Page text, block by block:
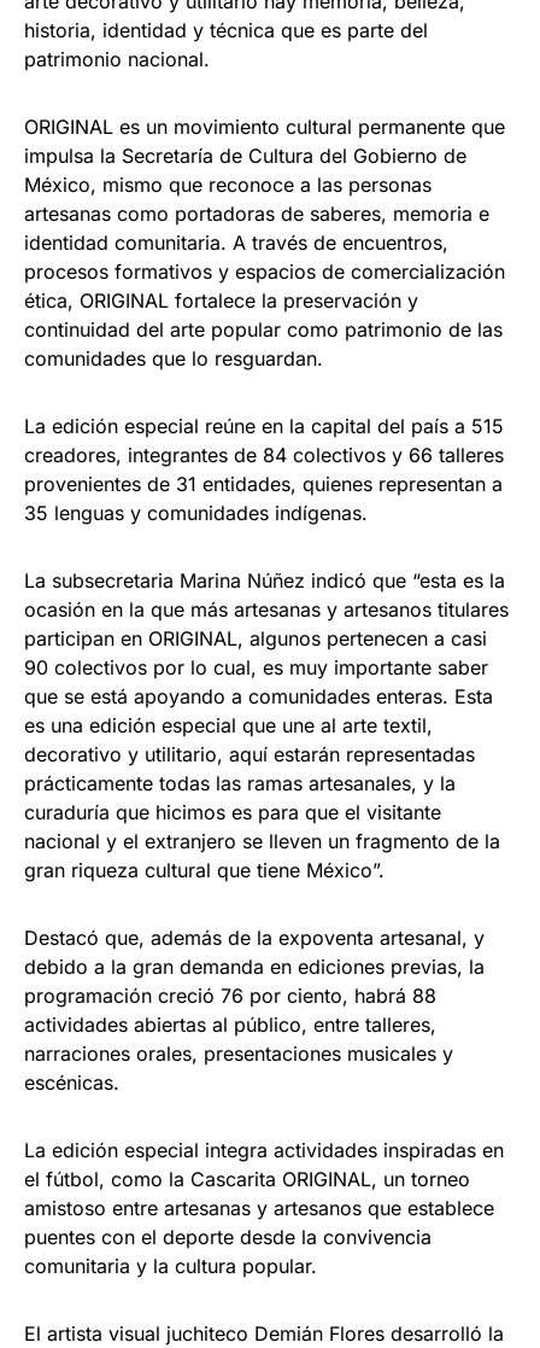
historia, identidad y técnica que es parte del
patrimonio nacional.
ORIGINAL es un movimiento cultural permanente que
impulsa la Secretaría de Cultura del Gobierno de
México, mismo que reconoce a las personas
artesanas como portadoras de saberes, memoria e
identidad comunitaria. A través de encuentros,
procesos formativos y espacios de comercialización
ética, ORIGINAL fortalece la preservación y
continuidad del arte popular como patrimonio de las
comunidades que lo resguardan.
La edición especial reúne en la capital del país a 515
creadores, integrantes de 84 colectivos y 66 talleres
provenientes de 31 entidades, quienes representan a
35 lenguas y comunidades indígenas.
La subsecretaria Marina Núñez indicó que “esta es la
ocasión en la que más artesanas y artesanos titulares
participan en ORIGINAL, algunos pertenecen a casi
90 colectivos por lo cual, es muy importante saber
que se está apoyando a comunidades enteras. Esta
es una edición especial que une al arte textil,
decorativo y utilitario, aquí estarán representadas
prácticamente todas las ramas artesanales, y la
curaduría que hicimos es para que el visitante
nacional y el extranjero se lleven un fragmento de la
gran riqueza cultural que tiene México”.
Destacó que, además de la expoventa artesanal, y
debido a la gran demanda en ediciones previas, la
programación creció 76 por ciento, habrá 88
actividades abiertas al público, entre talleres,
narraciones orales, presentaciones musicales y
escénicas.
La edición especial integra actividades inspiradas en
el fútbol, como la Cascarita ORIGINAL, un torneo
amistoso entre artesanas y artesanos que establece
puentes con el deporte desde la convivencia
comunitaria y la cultura popular.
El artista visual juchiteco Demián Flores desarrolló la